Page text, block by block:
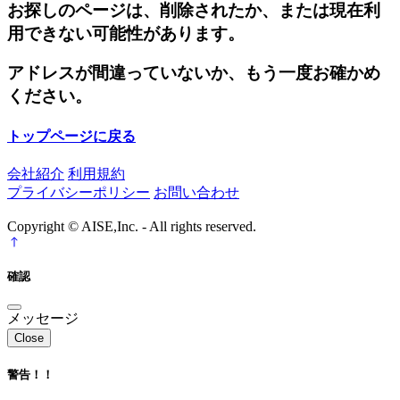
お探しのページは、削除されたか、または現在利
用できない可能性があります。
アドレスが間違っていないか、もう一度お確かめ
ください。
トップページに戻る
会社紹介 利用規約
プライバシーポリシー お問い合わせ
Copyright © AISE,Inc. - All rights reserved.
確認
メッセージ
Close
警告！！